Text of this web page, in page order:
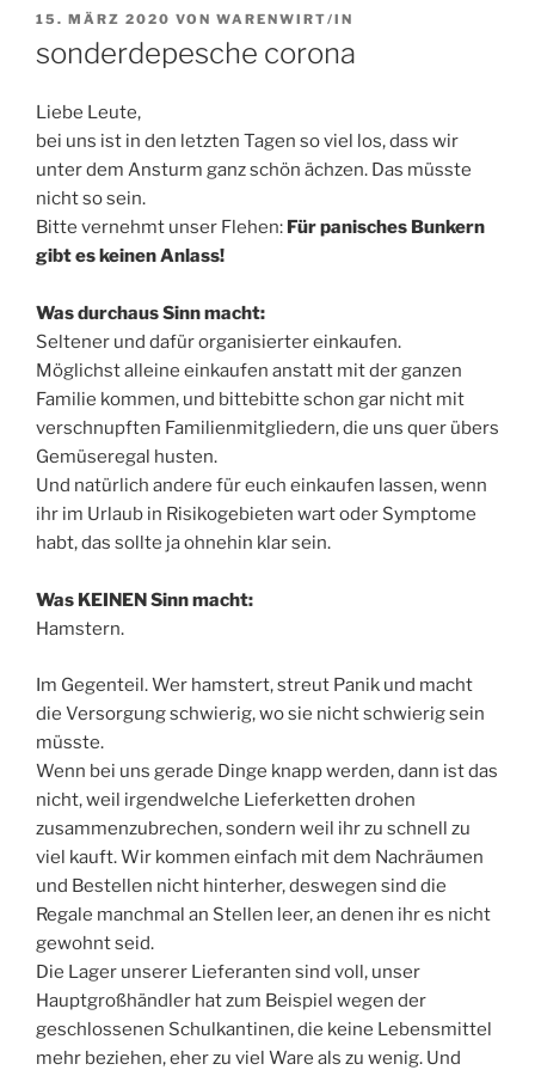
VERÖFFENTLICHT
15. MÄRZ 2020 VON WARENWIRT/IN
sonderdepesche corona
Liebe Leute,
bei uns ist in den letzten Tagen so viel los, dass wir
unter dem Ansturm ganz schön ächzen. Das müsste
nicht so sein.
Bitte vernehmt unser Flehen: Für panisches Bunkern
gibt es keinen Anlass!
Was durchaus Sinn macht:
Seltener und dafür organisierter einkaufen.
Möglichst alleine einkaufen anstatt mit der ganzen
Familie kommen, und bittebitte schon gar nicht mit
verschnupften Familienmitgliedern, die uns quer übers
Gemüseregal husten.
Und natürlich andere für euch einkaufen lassen, wenn
ihr im Urlaub in Risikogebieten wart oder Symptome
habt, das sollte ja ohnehin klar sein.
Was KEINEN Sinn macht:
Hamstern.
Im Gegenteil. Wer hamstert, streut Panik und macht
die Versorgung schwierig, wo sie nicht schwierig sein
müsste.
Wenn bei uns gerade Dinge knapp werden, dann ist das
nicht, weil irgendwelche Lieferketten drohen
zusammenzubrechen, sondern weil ihr zu schnell zu
viel kauft. Wir kommen einfach mit dem Nachräumen
und Bestellen nicht hinterher, deswegen sind die
Regale manchmal an Stellen leer, an denen ihr es nicht
gewohnt seid.
Die Lager unserer Lieferanten sind voll, unser
Hauptgroßhändler hat zum Beispiel wegen der
geschlossenen Schulkantinen, die keine Lebensmittel
mehr beziehen, eher zu viel Ware als zu wenig. Und